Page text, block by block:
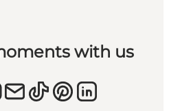
with us